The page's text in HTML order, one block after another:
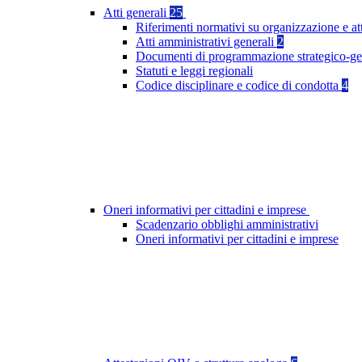
Atti generali 25
Riferimenti normativi su organizzazione e
Atti amministrativi generali 2
Documenti di programmazione strategico-
Statuti e leggi regionali
Codice disciplinare e codice di condotta 4
Oneri informativi per cittadini e imprese
Scadenzario obblighi amministrativi
Oneri informativi per cittadini e imprese